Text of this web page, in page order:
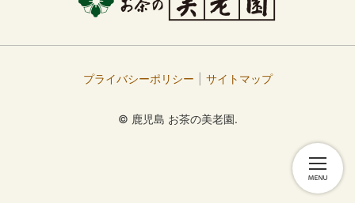
プライバシーポリシー サイトマップ
© 鹿児島 お茶の美老園.